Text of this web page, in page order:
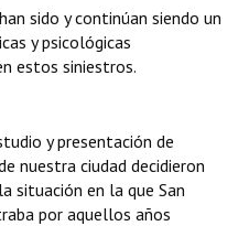
sido y continúan siendo un
y psicológicas
estos siniestros.
y presentación de
nuestra ciudad decidieron
situación en la que San
por aquellos años